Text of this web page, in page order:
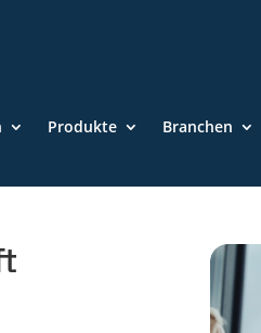
Produkte Branchen